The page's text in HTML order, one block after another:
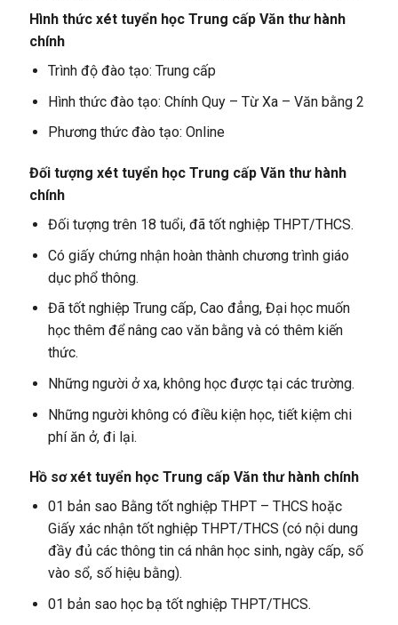
Hình thức xét tuyển học Trung cấp Văn thư hành
chính
Trình độ đào tạo: Trung cấp
Hình thức đào tạo: Chính Quy – Từ Xa – Văn bằng 2
Phương thức đào tạo: Online
Đối tượng xét tuyển học Trung cấp Văn thư hành
chính
Đối tượng trên 18 tuổi, đã tốt nghiệp THPT/THCS.
Có giấy chứng nhận hoàn thành chương trình giáo
dục phổ thông.
Đã tốt nghiệp Trung cấp, Cao đẳng, Đại học muốn
học thêm để nâng cao văn bằng và có thêm kiến
thức.
Những người ở xa, không học được tại các trường.
Những người không có điều kiện học, tiết kiệm chi
phí ăn ở, đi lại.
Hồ sơ xét tuyển học Trung cấp Văn thư hành chính
01 bản sao Bằng tốt nghiệp THPT – THCS hoặc
Giấy xác nhận tốt nghiệp THPT/THCS (có nội dung
đầy đủ các thông tin cá nhân học sinh, ngày cấp, số
vào sổ, số hiệu bằng).
01 bản sao học bạ tốt nghiệp THPT/THCS.